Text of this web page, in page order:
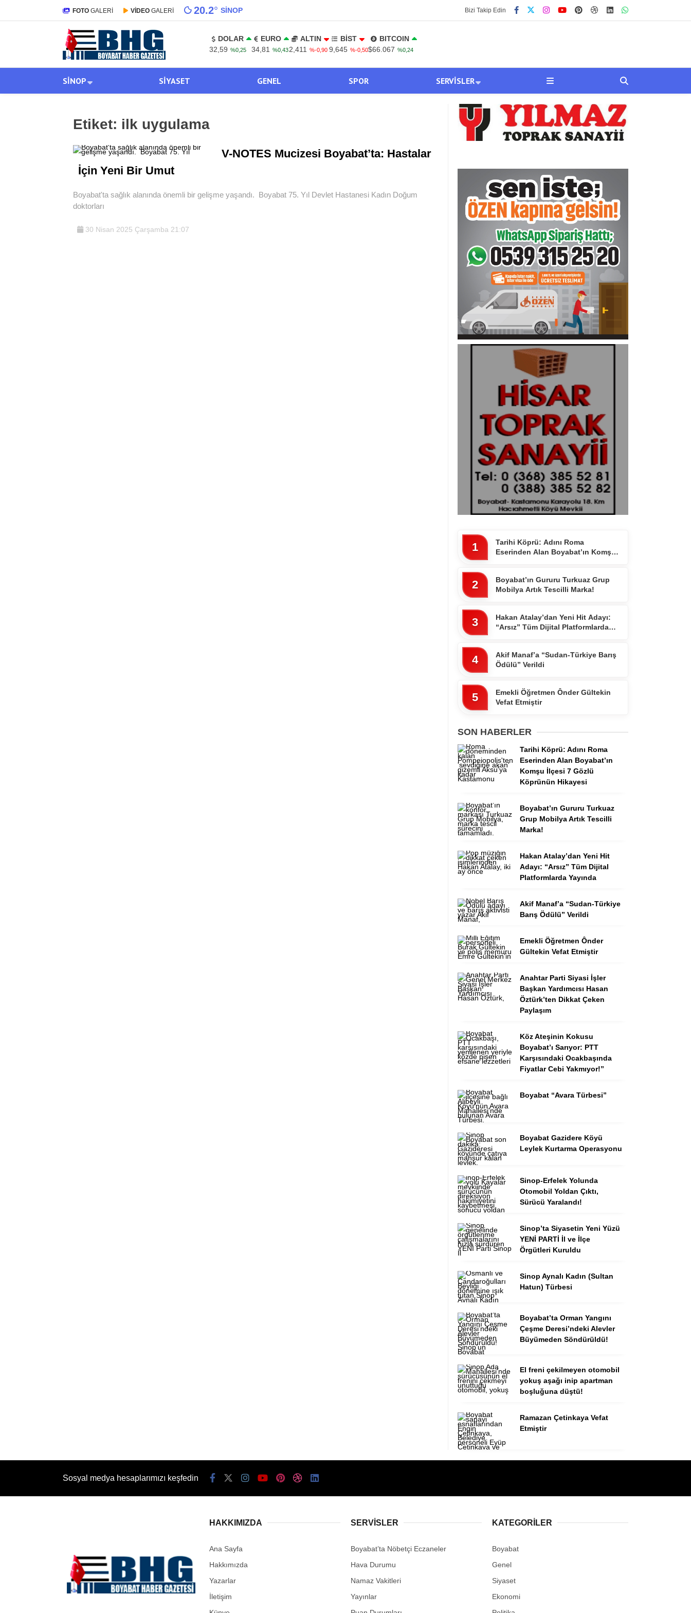
FOTO GALERİ VİDEO GALERİ 20.2° SINOP Bizi Takip Edin
DOLAR
32,59 %0,25
EURO
34,81
%0,43
ALTIN
2,411
%-0,90
BİST
9,645 %-0,50
BITCOIN
$66.067 %0,24
SINOP SIYASET GENEL SPOR SERVISLER
Etiket: ilk uygulama
V-NOTES Mucizesi Boyabat’ta: Hastalar
İçin Yeni Bir Umut
Boyabat'ta sağlık alanında önemli bir gelişme yaşandı. Boyabat 75. Yıl Devlet Hastanesi Kadın Doğum
doktorları
30 Nisan 2025 Çarşamba 21:07
1
Tarihi Köprü: Adını Roma
Eserinden Alan Boyabat’ın Komşu
2
Boyabat’ın Gururu Turkuaz Grup
Mobilya Artık Tescilli Marka!
3
Hakan Atalay’dan Yeni Hit Adayı:
“Arsız” Tüm Dijital Platformlarda
4
Akif Manaf’a “Sudan-Türkiye Barış
Ödülü” Verildi
5
Emekli Öğretmen Ônder Gültekin
Vefat Etmiştir
SON HABERLER
Tarihi Köprü: Adını Roma
Eserinden Alan Boyabat’ın
Komşu İlçesi 7 Gözlü
Köprünün Hikayesi
Boyabat’ın Gururu Turkuaz
Grup Mobilya Artık Tescilli
Marka!
Hakan Atalay’dan Yeni Hit
Adayı: “Arsız” Tüm Dijital
Platformlarda Yayında
Akif Manaf’a “Sudan-Türkiye
Barış Ödülü” Verildi
Emekli Öğretmen Ônder
Gültekin Vefat Etmiştir
Anahtar Parti Siyasi İşler
Başkan Yardımcısı Hasan
Öztürk’ten Dikkat Çeken
Paylaşım
Köz Ateşinin Kokusu
Boyabat’ı Sarıyor: PTT
Karşısındaki Ocakbaşında
Fiyatlar Cebi Yakmıyor!”
Boyabat “Avara Türbesi”
Boyabat Gazidere Köyü
Leylek Kurtarma Operasyonu
Sinop-Erfelek Yolunda
Otomobil Yoldan Çıktı,
Sürücü Yaralandı!
Sinop’ta Siyasetin Yeni Yüzü
YENİ PARTİ İl ve İlçe
Örgütleri Kuruldu
Sinop Aynalı Kadın (Sultan
Hatun) Türbesi
Boyabat’ta Orman Yangını
Çeşme Deresi’ndeki Alevler
Büyümeden Söndürüldü!
El freni çekilmeyen otomobil
yokuş aşağı inip apartman
boşluğuna düştü!
Ramazan Çetinkaya Vefat
Etmiştir
Sosyal medya hesaplarımızı keşfedin
HAKKIMIZDA
Ana Sayfa
Hakkımızda
Yazarlar
İletişim
SERVISLER
Boyabat’ta Nöbetçi Eczaneler
Hava Durumu
Namaz Vakitleri
Yayınlar
KATEGORILER
Boyabat
Genel
Siyaset
Ekonomi